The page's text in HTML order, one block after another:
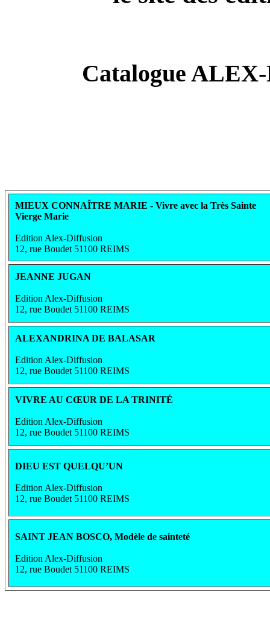
Catalogue
MIEUX CONNAÎTRE MARIE - Vivre avec la Très Sainte
Vierge Marie
Edition Alex-Diffusion
12, rue Boudet 51100 REIMS
JEANNE JUGAN
Edition Alex-Diffusion
12, rue Boudet 51100 REIMS
ALEXANDRINA DE BALASAR
Edition Alex-Diffusion
12, rue Boudet 51100 REIMS
VIVRE AU CŒUR DE LA TRINITÉ
Edition Alex-Diffusion
12, rue Boudet 51100 REIMS
DIEU EST QUELQU’UN
Edition Alex-Diffusion
12, rue Boudet 51100 REIMS
SAINT JEAN BOSCO, Modèle de sainteté
Edition Alex-Diffusion
12, rue Boudet 51100 REIMS